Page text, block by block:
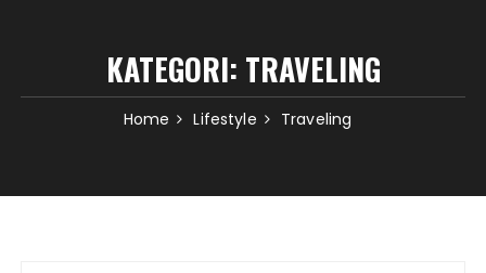
KATEGORI: TRAVELING
Home Lifestyle Traveling